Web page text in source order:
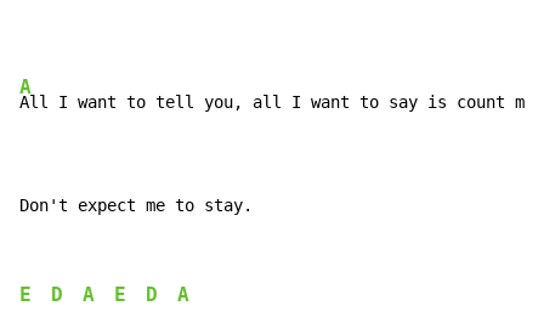
A
All I want to tell you, all I want to say is count me
Don't expect me to stay.
E D A E D A